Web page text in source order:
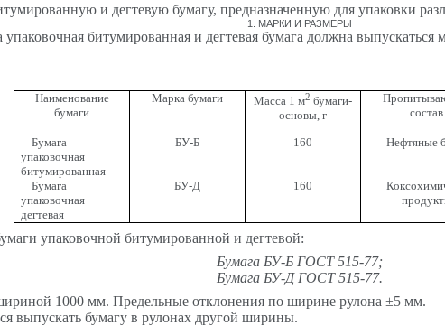
и дегтевую бумагу, предназначенную для упаковки
1. МАРКИ И РАЗМЕРЫ
битумированная и дегтевая бумага должна выпускаться
Наименование
бумаги
Марка бумаги Масса 1 м2 бумаги-
основы, г
состав
Бумага
упаковочная
битумированная
БУ-Б 160 Нефтяные
Бумага
упаковочная
дегтевая
БУ-Д 160
упаковочной битумированной и дегтевой:
Бумага БУ-Б ГОСТ 515-77;
Бумага БУ-Д ГОСТ 515-77.
1000 мм. Предельные отклонения по ширине рулона ±5 мм.
выпускать бумагу в рулонах другой ширины.